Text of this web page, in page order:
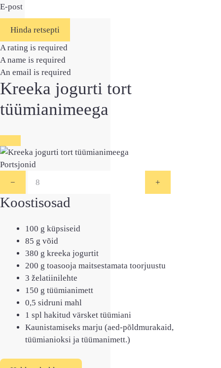
E-post
Hinda retsepti
A rating is required
A name is required
An email is required
Kreeka jogurti tort
tüümianimeega
Portsjonid
−
+
Koostisosad
100 g küpsiseid
85 g võid
380 g kreeka jogurtit
200 g toasooja maitsestamata toorjuustu
3 želatiinilehte
150 g tüümianimett
0,5 sidruni mahl
1 spl hakitud värsket tüümiani
Kaunistamiseks marju (aed-põldmurakaid,
tüümianioksi ja tüümanimett.)